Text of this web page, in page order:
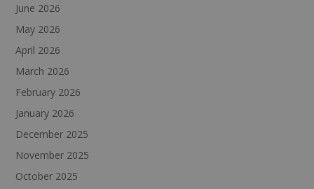
June 2026
May 2026
April 2026
March 2026
February 2026
January 2026
December 2025
November 2025
October 2025